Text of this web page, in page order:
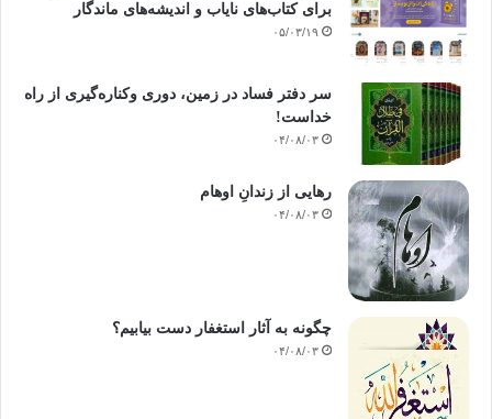
برای کتاب‌های نایاب و اندیشه‌های ماندگار
۰۵/۰۳/۱۹
سر دفتر فساد در زمین‌، دوری وکناره‌گیری از راه
خداست‌!
۰۴/۰۸/۰۳
رهایی از زندانِ اوهام
۰۴/۰۸/۰۳
چگونه به آثار استغفار دست بیابیم؟
۰۴/۰۸/۰۳